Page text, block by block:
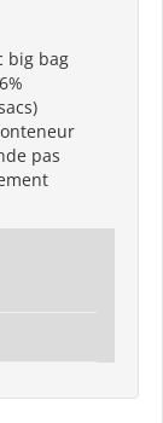
big bag
pas